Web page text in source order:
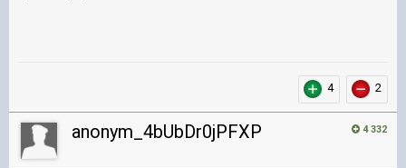
4 2
4 332
anonym_4bUbDr0jPFXP